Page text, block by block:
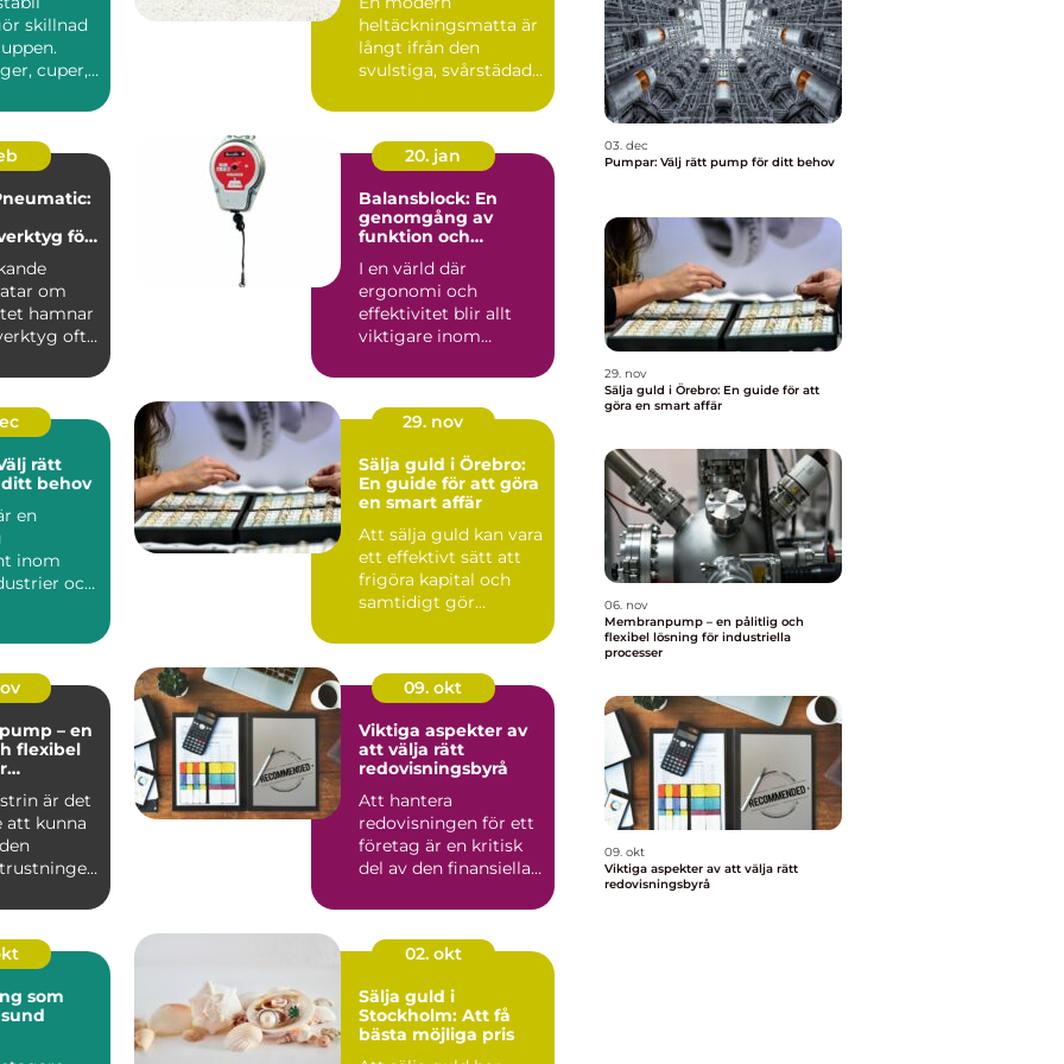
skillnad
cuper,
heltäckningsmatta är
långt ifrån den
svulstiga, svårstädade
minns från 70-...
för
om
hamnar
ofta
20. jan
Balansblock: En
genomgång av
funktion och
I en värld där
ergonomi och
effektivitet blir allt
viktigare inom
rätt
behov
en
inom
och
29. nov
Sälja guld i Örebro:
En guide för att göra
en smart affär
Att sälja guld kan vara
ett effektivt sätt att
frigöra kapital och
samtidigt gör...
– en
flexibel
är det
att kunna
09. okt
Viktiga aspekter av
att välja rätt
redovisningsbyrå
Att hantera
redovisningen för ett
företag är en kritisk
del av den finansiella
som
02. okt
Sälja guld i
Stockholm: Att få
bästa möjliga pris
03. dec
Pumpar: Välj rätt pump för ditt behov
29. nov
Sälja guld i Örebro: En guide för att
göra en smart affär
06. nov
Membranpump – en pålitlig och
flexibel lösning för industriella
processer
09. okt
Viktiga aspekter av att välja rätt
redovisningsbyrå